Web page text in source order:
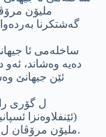
گه‌شتكرنا
ساخله‌می ئا
ده‌یه‌ وه‌شاند‌، ئه‌و
ئێن جیهانێ
ل گۆری
ملیۆن مرۆڤان ل جیهانێ ب سه‌ده‌ما وێ جانێ خوه‌ ژده‌ستدان.